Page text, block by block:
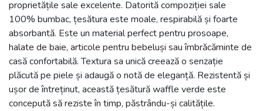
proprietățile sale excelente. Datorită compoziției sale
100% bumbac, țesătura este moale, respirabilă și foarte
absorbantă. Este un material perfect pentru prosoape,
halate de baie, articole pentru bebeluși sau îmbrăcăminte de
casă confortabilă. Textura sa unică creează o senzație
plăcută pe piele și adaugă o notă de eleganță. Rezistentă și
ușor de întreținut, această țesătură waffle verde este
concepută să reziste în timp, păstrându-și calitățile.